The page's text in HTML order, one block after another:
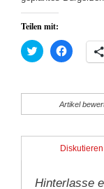
Teilen mit:
Klick,
um
teilen
(Wird
in
geöffnet)
Klick,
um
teilen
(Wird
in
Artikel
Diskutieren
Hinterlasse